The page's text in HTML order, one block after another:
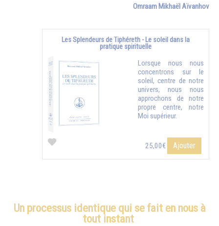
Omraam Mikhaël Aïvanhov
Les Splendeurs de Tiphéreth - Le soleil dans la
pratique spirituelle
Lorsque nous nous
concentrons sur le
soleil, centre de notre
univers, nous nous
approchons de notre
propre centre, notre
Moi supérieur.
25,00€ Ajouter
Un processus identique qui se fait en nous à
tout instant